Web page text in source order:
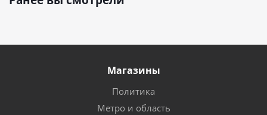
Магазины
Политика
Метро и область